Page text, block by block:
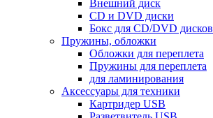
Внешний диск
CD и DVD диски
Бокс для CD/DVD дисков
Пружины, обложки
Обложки для переплета
Пружины для переплета
для ламинирования
Аксессуары для техники
Картридер USB